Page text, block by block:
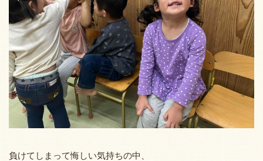
負けてしまって悔しい気持ちの中、